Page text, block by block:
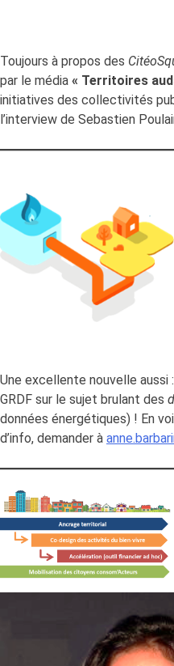
Toujours à propos des
par le média « Territoires
initiatives des collectivités
l’interview de Sebastien
Une excellente nouvelle aussi
GRDF sur le sujet brulant des
données énergétiques) ! En
d’info, demander à